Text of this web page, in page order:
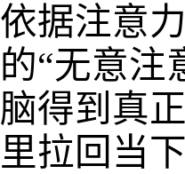
依据注意
的“无意注
脑得到真
里拉回当